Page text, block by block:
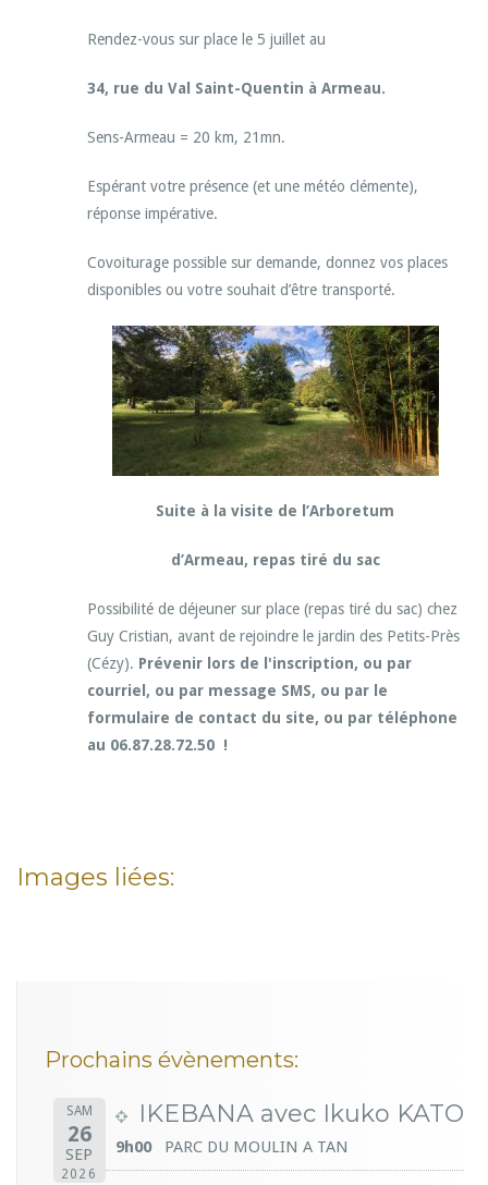
Rendez-vous sur place le 5 juillet au
34, rue du Val Saint-Quentin à Armeau.
Sens-Armeau = 20 km, 21mn.
Espérant votre présence (et une météo clémente),
réponse impérative.
Covoiturage possible sur demande, donnez vos places
disponibles ou votre souhait d’être transporté.
Suite à la visite de l’Arboretum
d’Armeau, repas tiré du sac
Possibilité de déjeuner sur place (repas tiré du sac) chez
Guy Cristian, avant de rejoindre le jardin des Petits-Près
(Cézy). Prévenir lors de l'inscription, ou par
courriel, ou par message SMS, ou par le
formulaire de contact du site, ou par téléphone
au 06.87.28.72.50 !
Images liées:
Prochains évènements:
SAM
26
SEP
2026
IKEBANA avec Ikuko KATO
9h00 PARC DU MOULIN A TAN